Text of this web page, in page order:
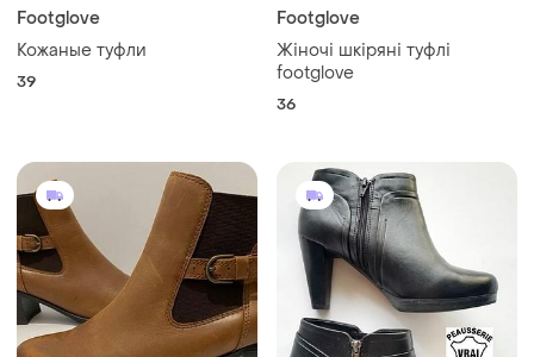
Footglove
Кожаные туфли
39
Footglove
Жіночі шкіряні туфлі
footglove
36